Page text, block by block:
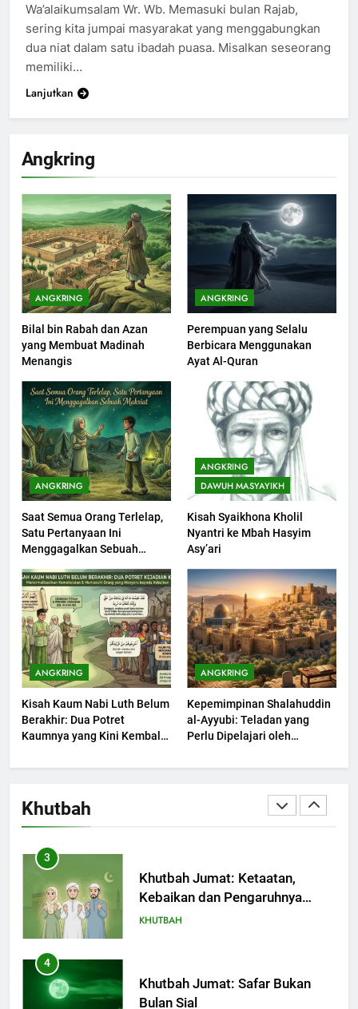
Angkring
ANGKRING
Bilal bin Rabah dan Azan
yang Membuat Madinah
Menangis
ANGKRING
Perempuan yang Selalu
Berbicara Menggunakan
Ayat Al-Quran
ANGKRING
Saat Semua Orang Terlelap,
Satu Pertanyaan Ini
Menggagalkan Sebuah
ANGKRING
DAWUH MASYAYIKH
Kisah Syaikhona Kholil
Nyantri ke Mbah Hasyim
Asy’ari
ANGKRING
Kisah Kaum Nabi Luth Belum
Berakhir: Dua Potret
Kaumnya yang Kini Kembali
ANGKRING
Kepemimpinan Shalahuddin
al-Ayyubi: Teladan yang
Perlu Dipelajari oleh
(2)
Khutbah
200
Khutbah Idul Fitri di Rumah
KHUTBAH
201
Khutbah jumat: Sejarah
Seebagai Pembangkit Jiwa
KHUTBAH
202
Khutbah Jumat : Supaya Amal
Bisa Diterima
KHUTBAH
203
Muharram Bulan Bersejarah
KHUTBAH
1
Khutbah Jumat: Mengapa Orang
Dengki Tak Akan Pernah
Berjaya?
KHUTBAH
Khutbah Jumat: Melihat
Limpahan Nikmat Allah
3
Khutbah Jumat: Ketaatan,
Kebaikan dan Pengaruhnya
dalam Jiwa Manusia
KHUTBAH
4
Khutbah Jumat: Safar Bukan
Bulan Sial
Wa’alaikumsalam Wr. Wb. Memasuki bulan Rajab,
sering kita jumpai masyarakat yang menggabungkan
dua niat dalam satu ibadah puasa. Misalkan seseorang
memiliki…
Lanjutkan